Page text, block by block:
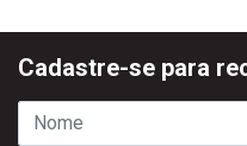
Cadastre-se para